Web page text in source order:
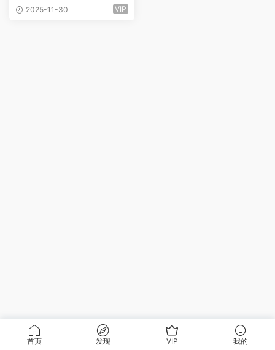
合集[37套]
2025-11-30 VIP
首页 发现 VIP 我的